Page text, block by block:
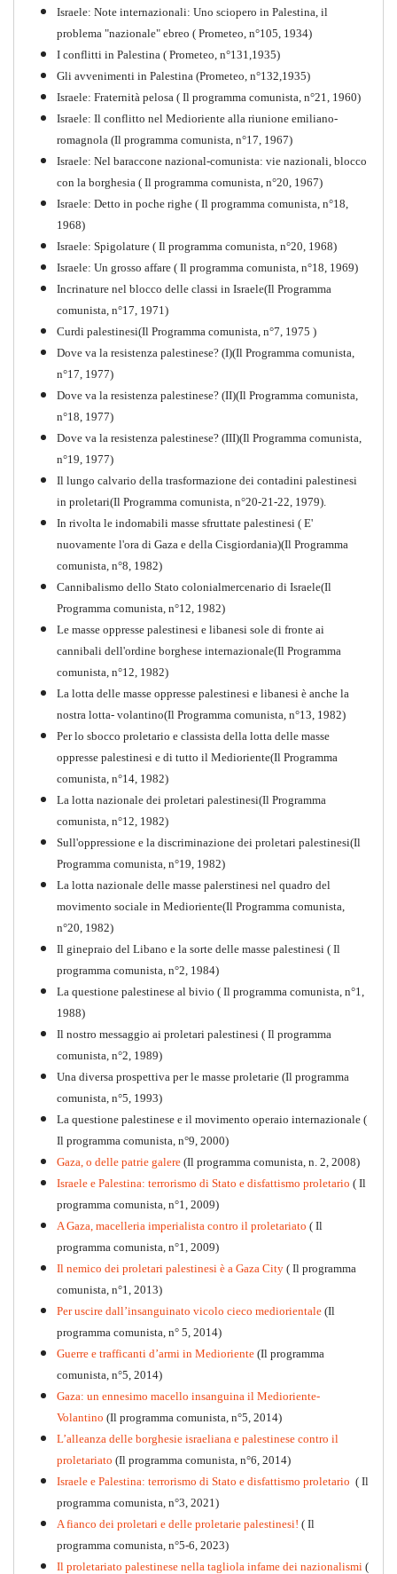
Storia della Sinistra
Comunista V
Perchè la Russia non era
comunista
Quaderno n°10
1917-2017 Ieri Oggi Domani
PDF Quaderno n°9
Per la difesa intransigente
Israele: Note internazionali: Uno sciopero in Palestina, il
problema "nazionale" ebreo ( Prometeo, n°105, 1934)
I conflitti in Palestina ( Prometeo, n°131,1935)
Gli avvenimenti in Palestina (Prometeo, n°132,1935)
Israele: Fraternità pelosa ( Il programma comunista, n°21, 1960)
Israele: Il conflitto nel Medioriente alla riunione emiliano-
romagnola (Il programma comunista, n°17, 1967)
Israele: Nel baraccone nazional-comunista: vie nazionali, blocco
con la borghesia ( Il programma comunista, n°20, 1967)
Israele: Detto in poche righe ( Il programma comunista, n°18,
1968)
Israele: Spigolature ( Il programma comunista, n°20, 1968)
Israele: Un grosso affare ( Il programma comunista, n°18, 1969)
Incrinature nel blocco delle classi in Israele(Il Programma
comunista, n°17, 1971)
Curdi palestinesi(Il Programma comunista, n°7, 1975 )
Dove va la resistenza palestinese? (I)(Il Programma comunista,
n°17, 1977)
Dove va la resistenza palestinese? (II)(Il Programma comunista,
n°18, 1977)
Dove va la resistenza palestinese? (III)(Il Programma comunista,
n°19, 1977)
Il lungo calvario della trasformazione dei contadini palestinesi
in proletari(Il Programma comunista, n°20-21-22, 1979).
In rivolta le indomabili masse sfruttate palestinesi ( E'
nuovamente l'ora di Gaza e della Cisgiordania)(Il Programma
comunista, n°8, 1982)
Cannibalismo dello Stato colonialmercenario di Israele(Il
Programma comunista, n°12, 1982)
Le masse oppresse palestinesi e libanesi sole di fronte ai
cannibali dell'ordine borghese internazionale(Il Programma
comunista, n°12, 1982)
La lotta delle masse oppresse palestinesi e libanesi è anche la
nostra lotta- volantino(Il Programma comunista, n°13, 1982)
Per lo sbocco proletario e classista della lotta delle masse
oppresse palestinesi e di tutto il Medioriente(Il Programma
comunista, n°14, 1982)
La lotta nazionale dei proletari palestinesi(Il Programma
comunista, n°12, 1982)
Sull'oppressione e la discriminazione dei proletari palestinesi(Il
Programma comunista, n°19, 1982)
La lotta nazionale delle masse palerstinesi nel quadro del
movimento sociale in Medioriente(Il Programma comunista,
n°20, 1982)
Il ginepraio del Libano e la sorte delle masse palestinesi ( Il
programma comunista, n°2, 1984)
La questione palestinese al bivio ( Il programma comunista, n°1,
1988)
Il nostro messaggio ai proletari palestinesi ( Il programma
comunista, n°2, 1989)
Una diversa prospettiva per le masse proletarie (Il programma
comunista, n°5, 1993)
La questione palestinese e il movimento operaio internazionale (
Il programma comunista, n°9, 2000)
Gaza, o delle patrie galere (Il programma comunista, n. 2, 2008)
Israele e Palestina: terrorismo di Stato e disfattismo proletario ( Il
programma comunista, n°1, 2009)
A Gaza, macelleria imperialista contro il proletariato ( Il
programma comunista, n°1, 2009)
Il nemico dei proletari palestinesi è a Gaza City ( Il programma
comunista, n°1, 2013)
Per uscire dall’insanguinato vicolo cieco mediorientale (Il
programma comunista, n° 5, 2014)
Guerre e trafficanti d’armi in Medioriente (Il programma
comunista, n°5, 2014)
Gaza: un ennesimo macello insanguina il Medioriente-
Volantino (Il programma comunista, n°5, 2014)
L’alleanza delle borghesie israeliana e palestinese contro il
proletariato (Il programma comunista, n°6, 2014)
Israele e Palestina: terrorismo di Stato e disfattismo proletario ( Il
programma comunista, n°3, 2021)
A fianco dei proletari e delle proletarie palestinesi! ( Il
programma comunista, n°5-6, 2023)
Il proletariato palestinese nella tagliola infame dei nazionalismi (